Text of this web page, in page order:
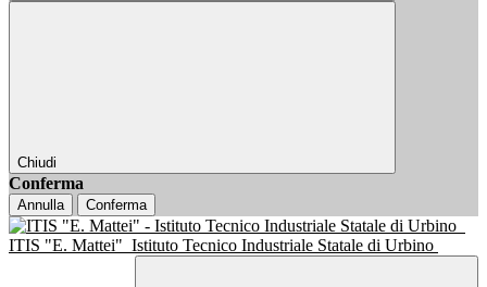
Chiudi
Conferma
Annulla Conferma
ITIS "E. Mattei" Istituto Tecnico Industriale Statale di Urbino